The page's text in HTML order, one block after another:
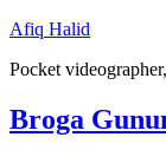
Afiq Halid
Pocket
Broga